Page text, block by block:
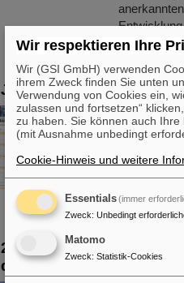
Mehr »
Jahreskalender von
Der
persönliche
Mehr »
25 Jahre Saturday
dazu
Wir respektieren Ihre
Wir (GSI GmbH) verwenden
ihrem Zweck finden Sie unten
Verwendung von Cookies ein,
zulassen und fortsetzen“
zu haben. Sie können auch
(mit Ausnahme unbedingt
Cookie-Hinweis und weitere
Essentials(immer
Zweck: Unbedingt
Matomo
Zweck: Statistik-Cookies